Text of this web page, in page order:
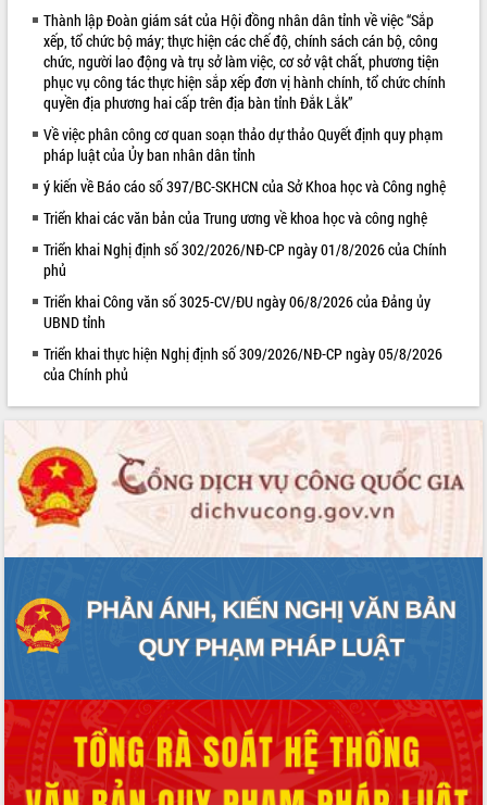
Khám bệnh, cấp phát thuốc miễn phí
và tặng quà người dân xã Cư Pui
Hội nghị UBND tỉnh Đắk Lắk thường kỳ
tháng 7/2026
Lễ truy tặng danh hiệu “Bà Mẹ Việt
Nam Anh hùng” và trao Huân chương
UBND tỉnh Đắk Lắk triển khai nhiệm
vụ 6 tháng cuối năm 2026
Kỳ họp thứ Hai, Hội đồng nhân dân
tỉnh khóa XI quyết nghị nhiều nội dung
quan trọng
Bí thư Tỉnh ủy Lương Nguyễn Minh
cách mạng
Rà soát, hoàn thiện hệ thống thiết chế
văn hóa, thể thao đáp ứng yêu cầu
Thường trực HĐND tỉnh Đắk Lắk gặp
mặt Đoàn chuyên gia y tế TP. Hồ Chí
Minh
Lễ truy điệu và an táng hài cốt liệt sĩ
xuất khẩu sầu riêng và triển khai quy
định EUDR
Thứ trưởng Bộ Nông nghiệp và Môi
sầu riêng tại Đắk Lắk
Trình diễn nghệ thuật chế biến các
món ăn từ sầu riêng
Đắk Lắk công bố Quy hoạch và xúc
ALBUM ẢNH
LIÊN KẾT WEB
Thành lập Đoàn giám sát của Hội đồng nhân dân tỉnh về việc “Sắp
xếp, tổ chức bộ máy; thực hiện các chế độ, chính sách cán bộ, công
chức, người lao động và trụ sở làm việc, cơ sở vật chất, phương tiện
phục vụ công tác thực hiện sắp xếp đơn vị hành chính, tổ chức chính
quyền địa phương hai cấp trên địa bàn tỉnh Đắk Lắk”
Về việc phân công cơ quan soạn thảo dự thảo Quyết định quy phạm
pháp luật của Ủy ban nhân dân tỉnh
ý kiến về Báo cáo số 397/BC-SKHCN của Sở Khoa học và Công nghệ
Triển khai các văn bản của Trung ương về khoa học và công nghệ
Triển khai Nghị định số 302/2026/NĐ-CP ngày 01/8/2026 của Chính
phủ
Triển khai Công văn số 3025-CV/ĐU ngày 06/8/2026 của Đảng ủy
UBND tỉnh
Triển khai thực hiện Nghị định số 309/2026/NĐ-CP ngày 05/8/2026
của Chính phủ